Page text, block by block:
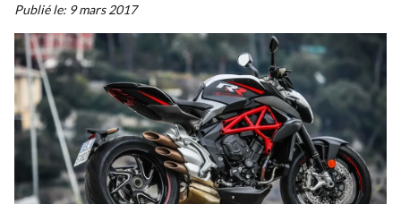
Publié le: 9 mars 2017